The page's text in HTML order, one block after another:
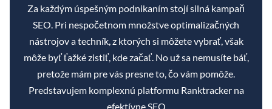
Za každým úspešným podnikaním stojí silná kampaň
SEO. Pri nespočetnom množstve optimalizačných
nástrojov a techník, z ktorých si môžete vybrať, však
môže byť ťažké zistiť, kde začať. No už sa nemusíte báť,
pretože mám pre vás presne to, čo vám pomôže.
Predstavujem komplexnú platformu Ranktracker na
efektívne SEO